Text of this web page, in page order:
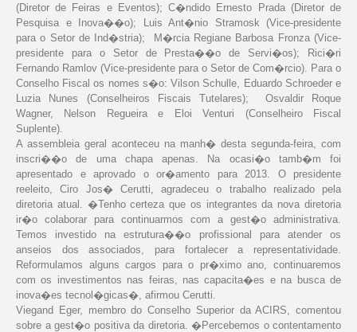
(Diretor de Feiras e Eventos); C�ndido Ernesto Prada (Diretor de
Pesquisa e Inova��o); Luis Ant�nio Stramosk (Vice-presidente
para o Setor de Ind�stria); M�rcia Regiane Barbosa Fronza (Vice-
presidente para o Setor de Presta��o de Servi�os); Rici�ri
Fernando Ramlov (Vice-presidente para o Setor de Com�rcio). Para o
Conselho Fiscal os nomes s�o: Vilson Schulle, Eduardo Schroeder e
Luzia Nunes (Conselheiros Fiscais Tutelares); Osvaldir Roque
Wagner, Nelson Regueira e Eloi Venturi (Conselheiro Fiscal
Suplente).
A assembleia geral aconteceu na manh� desta segunda-feira, com
inscri��o de uma chapa apenas. Na ocasi�o tamb�m foi
apresentado e aprovado o or�amento para 2013. O presidente
reeleito, Ciro Jos� Cerutti, agradeceu o trabalho realizado pela
diretoria atual. �Tenho certeza que os integrantes da nova diretoria
ir�o colaborar para continuarmos com a gest�o administrativa.
Temos investido na estrutura��o profissional para atender os
anseios dos associados, para fortalecer a representatividade.
Reformulamos alguns cargos para o pr�ximo ano, continuaremos
com os investimentos nas feiras, nas capacita�es e na busca de
inova�es tecnol�gicas�, afirmou Cerutti.
Viegand Eger, membro do Conselho Superior da ACIRS, comentou
sobre a gest�o positiva da diretoria. �Percebemos o contentamento